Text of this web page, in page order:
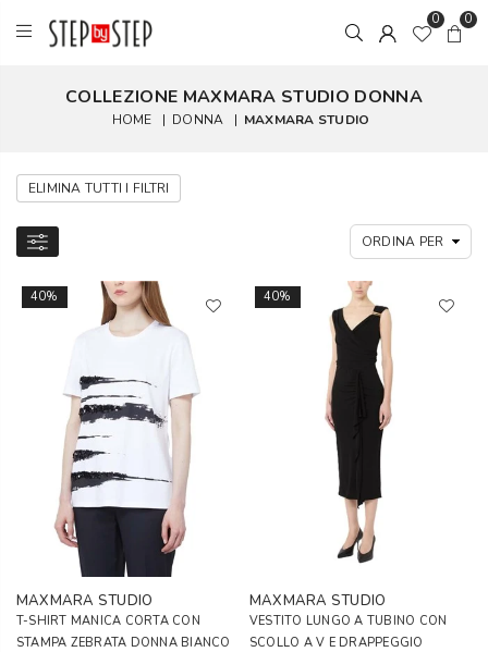
0 0
COLLEZIONE MAXMARA STUDIO DONNA
HOME | DONNA | MAXMARA STUDIO
ELIMINA TUTTI I FILTRI
40%
MAXMARA STUDIO
T-SHIRT MANICA CORTA CON
STAMPA ZEBRATA DONNA BIANCO
40%
MAXMARA STUDIO
VESTITO LUNGO A TUBINO CON
SCOLLO A V E DRAPPEGGIO